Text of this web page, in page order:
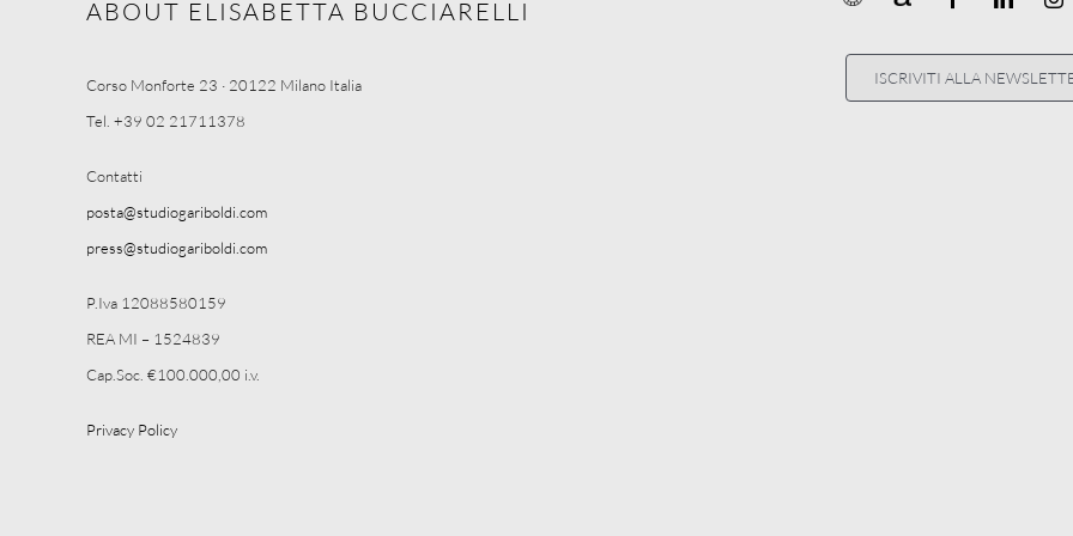
ABOUT ELISABETTA BUCCIARELLI
Corso Monforte 23 · 20122 Milano Italia
Tel. +39 02 21711378
Contatti
posta@studiogariboldi.com
press@studiogariboldi.com
P.Iva 12088580159
REA MI – 1524839
Cap.Soc. €100.000,00 i.v.
Privacy Policy
ISCRIVITI ALLA